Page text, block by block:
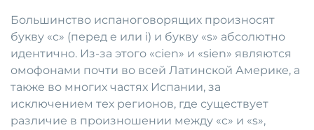
Большинство испаноговорящих произносят
букву «c» (перед e или i) и букву «s» абсолютно
идентично. Из-за этого «cien» и «sien» являются
омофонами почти во всей Латинской Америке, а
также во многих частях Испании, за
исключением тех регионов, где существует
различие в произношении между «c» и «s»,